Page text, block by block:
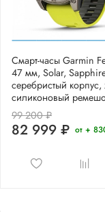
Смарт-часы Garmin
47 мм, Solar,
серебристый
силиконовый
99 200 ₽
82 999 ₽ от +